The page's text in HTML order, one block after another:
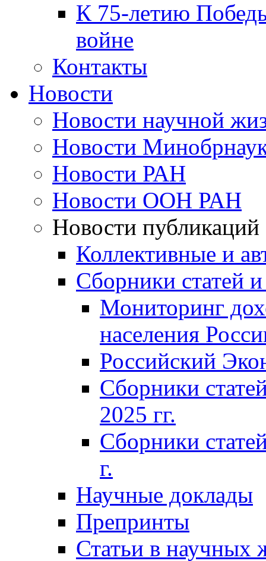
К 75-летию
войне
Контакты
Новости
Новости научной
Новости
Новости РАН
Новости ООН РАН
Новости публикаций
Коллективные и
Сборники статей
Мониторинг
населения
Российский
Сборники
2025 гг.
Сборники
г.
Научные доклады
Препринты
Статьи в научных